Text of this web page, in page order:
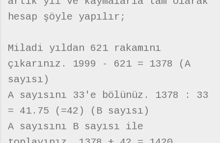
hesap şöyle yapılır;
Miladi yıldan 621 rakamını
çıkarınız. 1999 - 621 = 1378 (A
sayısı)
A sayısını 33'e bölünüz. 1378 : 33
= 41.75 (=42) (B sayısı)
A sayısını B sayısı ile